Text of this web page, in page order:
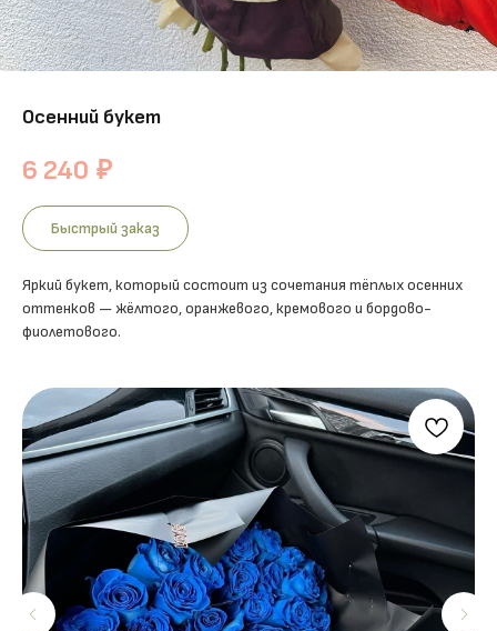
Осенний букет
6 240 ₽
Быстрый заказ
Яркий букет, который состоит из сочетания тёплых осенних
оттенков — жёлтого, оранжевого, кремового и бордово-
фиолетового.